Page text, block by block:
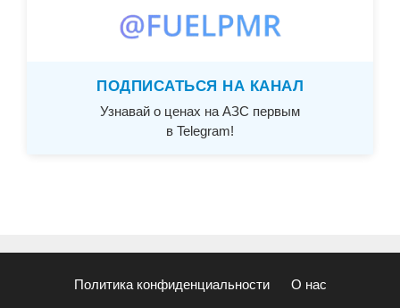
ПОДПИСАТЬСЯ НА КАНАЛ
Узнавай о ценах на АЗС первым
в Telegram!
Политика конфиденциальности О нас